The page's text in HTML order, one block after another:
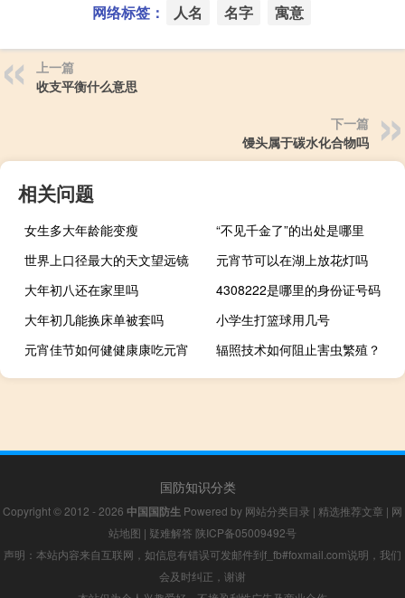
网络标签： 人名 名字 寓意
上一篇
收支平衡什么意思
下一篇
馒头属于碳水化合物吗
相关问题
女生多大年龄能变瘦
“不见千金了”的出处是哪里
世界上口径最大的天文望远镜
元宵节可以在湖上放花灯吗
大年初八还在家里吗
4308222是哪里的身份证号码
大年初几能换床单被套吗
小学生打篮球用几号
元宵佳节如何健健康康吃元宵
辐照技术如何阻止害虫繁殖？
国防知识分类
Copyright © 2012 - 2026 中国国防生 Powered by 网站分类目录 | 精选推荐文章 | 网
站地图 | 疑难解答 陕ICP备05009492号
声明：本站内容来自互联网，如信息有错误可发邮件到f_fb#foxmail.com说明，我们
会及时纠正，谢谢